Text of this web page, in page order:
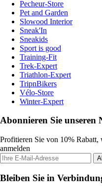
Pecheur-Store
Pet and Garden
Slowood Interior
Sneak'In
Sneakids
Sport is good
Training-Fit
Trek-Expert
Triathlon-Expert
TripnBikers
Vélo-Store
Winter-Expert
Abonnieren Sie unseren
Profitieren Sie von 10% Rabatt,
anmelden
Bleiben Sie in